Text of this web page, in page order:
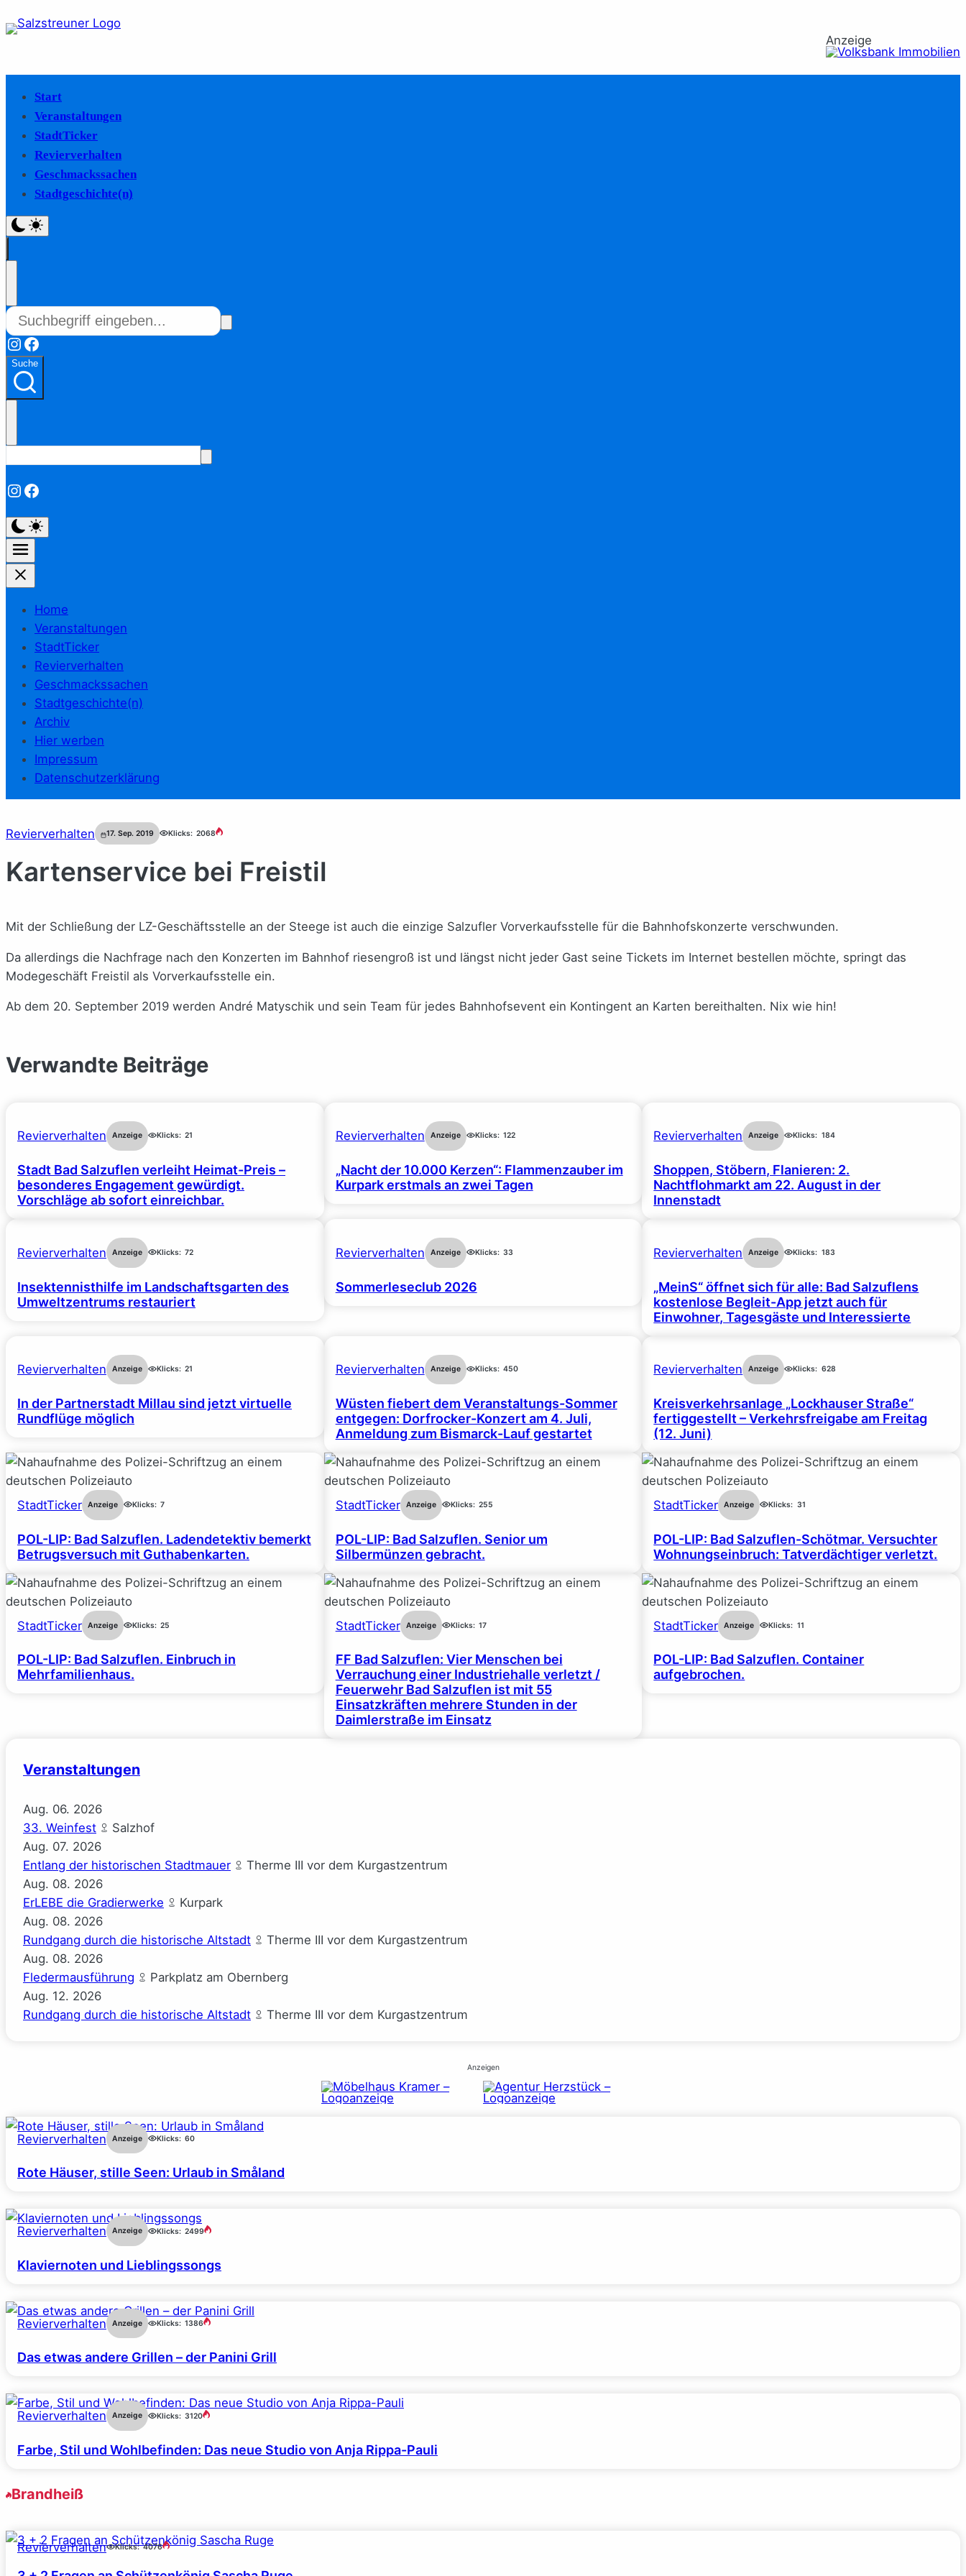
Anzeige
Start
Veranstaltungen
StadtTicker
Revierverhalten
Geschmackssachen
Stadtgeschichte(n)
Instagram
Facebook
Suche
Instagram
Facebook
Home
Veranstaltungen
StadtTicker
Revierverhalten
Geschmackssachen
Stadtgeschichte(n)
Archiv
Hier werben
Impressum
Datenschutzerklärung
Revierverhalten 17. Sep. 2019 Klicks: 2068
Kartenservice bei Freistil
Mit der Schließung der LZ-Geschäftsstelle an der Steege ist auch die einzige Salzufler Vorverkaufsstelle für die Bahnhofskonzerte verschwunden.
Da allerdings die Nachfrage nach den Konzerten im Bahnhof riesengroß ist und längst nicht jeder Gast seine Tickets im Internet bestellen möchte, springt das
Modegeschäft Freistil als Vorverkaufsstelle ein.
Ab dem 20. September 2019 werden André Matyschik und sein Team für jedes Bahnhofsevent ein Kontingent an Karten bereithalten. Nix wie hin!
Verwandte Beiträge
Revierverhalten Anzeige Klicks: 21
Stadt Bad Salzuflen verleiht Heimat-Preis –
besonderes Engagement gewürdigt.
Vorschläge ab sofort einreichbar.
Revierverhalten Anzeige Klicks: 122
„Nacht der 10.000 Kerzen“: Flammenzauber im
Kurpark erstmals an zwei Tagen
Revierverhalten Anzeige Klicks: 184
Shoppen, Stöbern, Flanieren: 2.
Nachtflohmarkt am 22. August in der
Innenstadt
Revierverhalten Anzeige Klicks: 72
Insektennisthilfe im Landschaftsgarten des
Umweltzentrums restauriert
Revierverhalten Anzeige Klicks: 33
Sommerleseclub 2026
Revierverhalten Anzeige Klicks: 183
„MeinS“ öffnet sich für alle: Bad Salzuflens
kostenlose Begleit-App jetzt auch für
Einwohner, Tagesgäste und Interessierte
Revierverhalten Anzeige Klicks: 21
In der Partnerstadt Millau sind jetzt virtuelle
Rundflüge möglich
Revierverhalten Anzeige Klicks: 450
Wüsten fiebert dem Veranstaltungs-Sommer
entgegen: Dorfrocker-Konzert am 4. Juli,
Anmeldung zum Bismarck-Lauf gestartet
Revierverhalten Anzeige Klicks: 628
Kreisverkehrsanlage „Lockhauser Straße“
fertiggestellt – Verkehrsfreigabe am Freitag
(12. Juni)
StadtTicker Anzeige Klicks: 7
POL-LIP: Bad Salzuflen. Ladendetektiv bemerkt
Betrugsversuch mit Guthabenkarten.
StadtTicker Anzeige Klicks: 255
POL-LIP: Bad Salzuflen. Senior um
Silbermünzen gebracht.
StadtTicker Anzeige Klicks: 31
POL-LIP: Bad Salzuflen-Schötmar. Versuchter
Wohnungseinbruch: Tatverdächtiger verletzt.
StadtTicker Anzeige Klicks: 25
POL-LIP: Bad Salzuflen. Einbruch in
Mehrfamilienhaus.
StadtTicker Anzeige Klicks: 17
FF Bad Salzuflen: Vier Menschen bei
Verrauchung einer Industriehalle verletzt /
Feuerwehr Bad Salzuflen ist mit 55
Einsatzkräften mehrere Stunden in der
Daimlerstraße im Einsatz
StadtTicker Anzeige Klicks: 11
POL-LIP: Bad Salzuflen. Container
aufgebrochen.
Veranstaltungen
Aug. 06. 2026
33. Weinfest
Salzhof
Aug. 07. 2026
Entlang der historischen Stadtmauer
Therme III vor dem Kurgastzentrum
Aug. 08. 2026
ErLEBE die Gradierwerke
Kurpark
Aug. 08. 2026
Rundgang durch die historische Altstadt
Therme III vor dem Kurgastzentrum
Aug. 08. 2026
Fledermausführung
Parkplatz am Obernberg
Aug. 12. 2026
Rundgang durch die historische Altstadt
Therme III vor dem Kurgastzentrum
Anzeigen
Revierverhalten Anzeige Klicks: 60
Rote Häuser, stille Seen: Urlaub in Småland
Revierverhalten Anzeige Klicks: 2499
Klaviernoten und Lieblingssongs
Revierverhalten Anzeige Klicks: 1386
Das etwas andere Grillen – der Panini Grill
Revierverhalten Anzeige Klicks: 3120
Farbe, Stil und Wohlbefinden: Das neue Studio von Anja Rippa-Pauli
Brandheiß
Revierverhalten Klicks: 4076